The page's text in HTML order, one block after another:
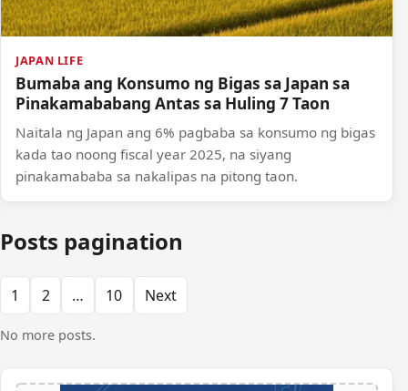
JAPAN LIFE
Bumaba ang Konsumo ng Bigas sa Japan sa
Pinakamababang Antas sa Huling 7 Taon
Naitala ng Japan ang 6% pagbaba sa konsumo ng bigas
kada tao noong fiscal year 2025, na siyang
pinakamababa sa nakalipas na pitong taon.
Posts pagination
1 2 … 10 Next
No more posts.